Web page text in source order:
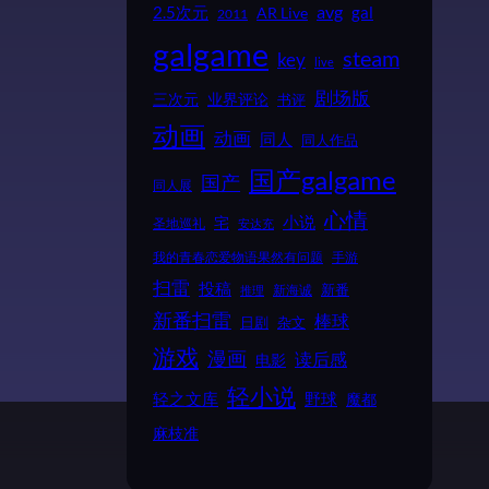
2.5次元 2011 AR Live avg gal
galgame key live steam
三次元 业界评论 书评 剧场版
动画 动画 同人 同人作品
同人展 国产 国产galgame
圣地巡礼 宅 安达充 小说 心情
我的青春恋爱物语果然有问题 手游
扫雷 投稿 推理 新海诚 新番
新番扫雷 日剧 杂文 棒球
游戏 漫画 电影 读后感
轻之文库 轻小说 野球 魔都
麻枝准